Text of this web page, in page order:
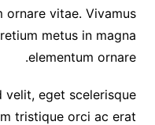
ornare vitae. Vivamus
metus in magna
elementum ornare.
velit, eget scelerisque
tristique orci ac erat